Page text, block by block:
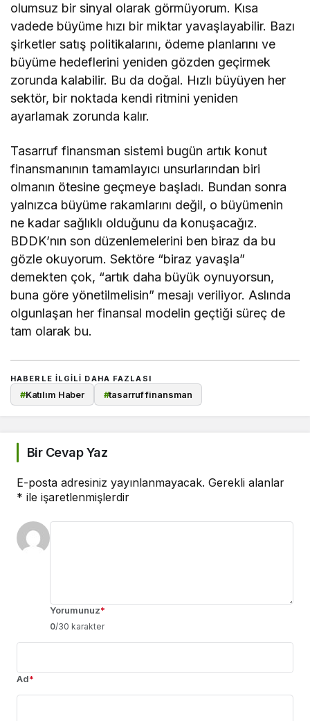
olumsuz bir sinyal olarak görmüyorum. Kı­sa
vadede büyüme hızı bir miktar yavaşlaya­bilir. Bazı
şirketler satış politikalarını, ödeme planlarını ve
büyüme hedeflerini yeniden göz­den geçirmek
zorunda kalabilir. Bu da doğal. Hızlı büyüyen her
sektör, bir noktada kendi rit­mini yeniden
ayarlamak zorunda kalır.
Tasarruf finansman sistemi bugün artık ko­nut
finansmanının tamamlayıcı unsurlarından biri
olmanın ötesine geçmeye başladı. Bundan sonra
yalnızca büyüme rakamlarını değil, o bü­yümenin
ne kadar sağlıklı olduğunu da konuşa­cağız.
BDDK’nın son düzenlemelerini ben biraz da bu
gözle okuyorum. Sektöre “biraz yavaşla”
demekten çok, “artık daha büyük oynuyorsun,
buna göre yönetilmelisin” mesajı veriliyor. As­lında
olgunlaşan her finansal modelin geçtiği süreç de
tam olarak bu.
HABERLE ILGILI DAHA FAZLASI
#Katılım Haber #tasarruf finansman
Bir Cevap Yaz
E-posta adresiniz yayınlanmayacak. Gerekli alanlar
* ile işaretlenmişlerdir
Yorumunuz*
0/30 karakter
Ad*